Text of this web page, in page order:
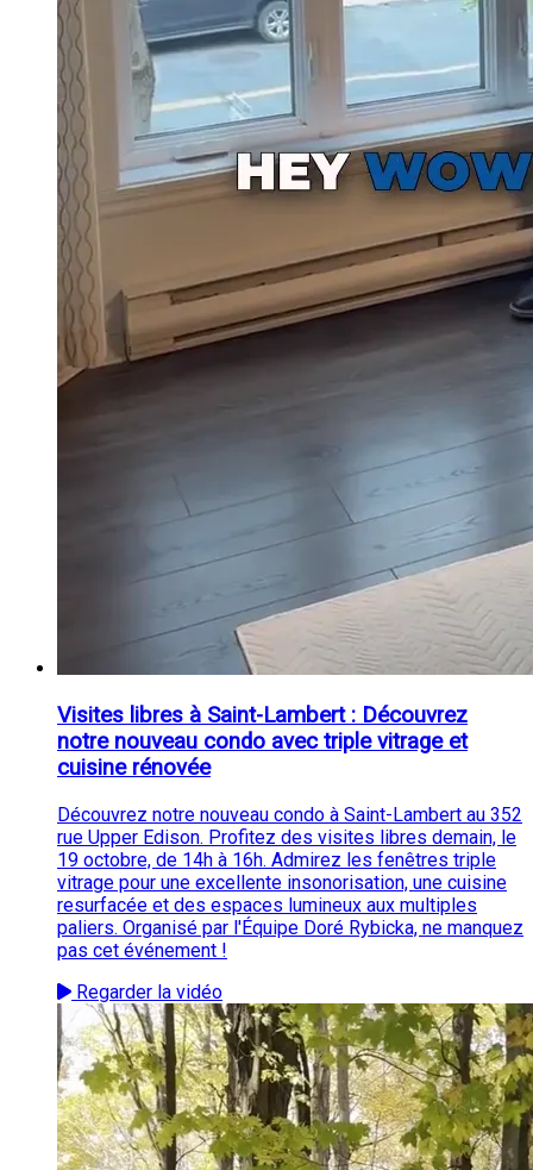
Visites libres à Saint-Lambert : Découvrez
notre nouveau condo avec triple vitrage et
cuisine rénovée
Découvrez notre nouveau condo à Saint-Lambert au 352
rue Upper Edison. Profitez des visites libres demain, le
19 octobre, de 14h à 16h. Admirez les fenêtres triple
vitrage pour une excellente insonorisation, une cuisine
resurfacée et des espaces lumineux aux multiples
paliers. Organisé par l'Équipe Doré Rybicka, ne manquez
pas cet événement !
Regarder la vidéo